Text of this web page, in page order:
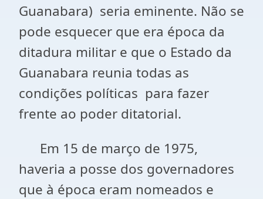
Guanabara) seria eminente. Não se
pode esquecer que era época da
ditadura militar e que o Estado da
Guanabara reunia todas as
condições políticas para fazer
frente ao poder ditatorial.
Em 15 de março de 1975,
haveria a posse dos governadores
que à época eram nomeados e